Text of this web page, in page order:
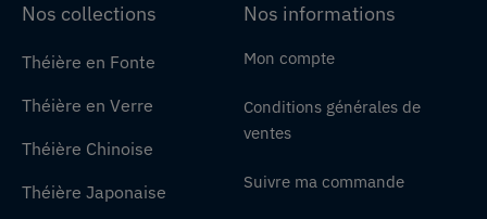
Nos collections
Théière en Fonte
Théière en Verre
Théière Chinoise
Théière Japonaise
Nos informations
Mon compte
Conditions générales de
ventes
Suivre ma commande